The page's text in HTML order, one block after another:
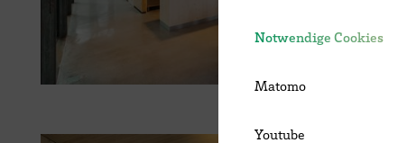
Notwendige Cookies
Matomo
Youtube